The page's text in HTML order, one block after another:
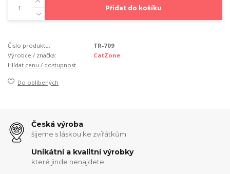
Přidat do košíku
Číslo produktu:
TR-709
Výrobce / značka:
CatZone
Hlídat cenu / dostupnost
Do oblíbených
Česká výroba
šijeme s láskou ke zvířátkům
Unikátní a kvalitní výrobky
které jinde nenajdete